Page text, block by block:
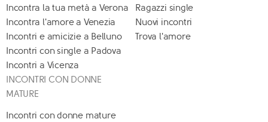
Incontra la tua metà a Verona
Incontra l'amore a Venezia
Incontri e amicizie a Belluno
Incontri con single a Padova
Incontri a Vicenza
Ragazzi single
Nuovi incontri
Trova l'amore
INCONTRI CON DONNE
MATURE
Incontri con donne mature